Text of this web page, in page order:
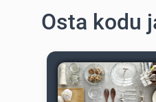
Osta kodu